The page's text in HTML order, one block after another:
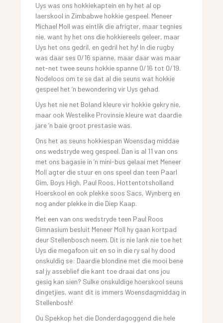
Uys was ons hokkiekaptein en hy het al op
laerskool in Zimbabwe hokkie gespeel. Meneer
Michael Moll was eintlik die afrigter, maar tegnies
nie, want hy het ons die hokkiereels geleer, maar
Uys het ons gedril, en gedril het hy! In die rugby
was daar ses 0/16 spanne, maar daar was maar
net-net twee seuns hokkie spanne 0/16 tot 0/19.
Nodeloos om te se dat al die seuns wat hokkie
gespeel het ‘n bewondering vir Uys gehad.
Uys het nie net Boland kleure vir hokkie gekry nie,
maar ook Westelike Provinsie kleure wat daardie
jare ‘n baie groot prestasie was.
Ons het as seuns hokkiespan Woensdag middae
ons wedstryde weg gespeel. Dan is al 11 van ons
met ons bagasie in ‘n mini-bus gelaai met Meneer
Moll agter die stuur en ons speel dan teen Paarl
Gim, Boys High, Paul Roos, Hottentotsholland
Hoerskool en ook plekke soos Sacs, Wynberg en
nog ander plekke in die Diep Kaap.
Met een van ons wedstryde teen Paul Roos
Gimnasium besluit Meneer Moll hy gaan kortpad
deur Stellenbosch neem. Dit is nie lank nie toe het
Uys die megafoon uit en so in die ry sal hy dood
onskuldig se: Daardie blondine met die mooi bene
sal jy asseblief die kant toe draai dat ons jou
gesig kan sien? Sulke onskuldige hoerskool seuns
dingetjies, want dit is immers Woensdagmiddag in
Stellenbosh!
Ou Spekkop het die Donderdagoggend die hele